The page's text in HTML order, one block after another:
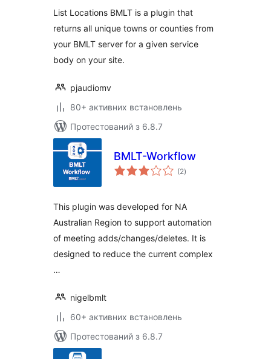
List Locations BMLT is a plugin that
returns all unique towns or counties from
your BMLT server for a given service
body on your site.
pjaudiomv
80+ активних встановлень
Протестований з 6.8.7
BMLT-Workflow
(2загальний
рейтинг
)
This plugin was developed for NA
Australian Region to support automation
of meeting adds/changes/deletes. It is
designed to reduce the current complex
…
nigelbmlt
60+ активних встановлень
Протестований з 6.8.7